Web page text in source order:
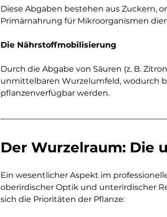
Diese Abgaben bestehen aus Zuckern,
Primärnahrung für Mikroorganismen
Die Nährstoffmobilisierung
Durch die Abgabe von Säuren (z. B.
unmittelbaren Wurzelumfeld, wodurch
pflanzenverfügbar werden.
Der Wurzelraum: Die
Ein wesentlicher Aspekt im
oberirdischer Optik und unterirdischer
sich die Prioritäten der Pflanze: